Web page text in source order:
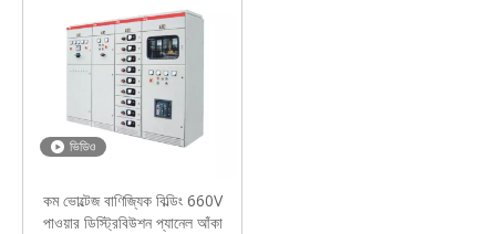
ভিডিও
কম ভোল্টেজ বাণিজ্যিক বিল্ডিং 660V
পাওয়ার ডিস্ট্রিবিউশন প্যানেল আঁকা